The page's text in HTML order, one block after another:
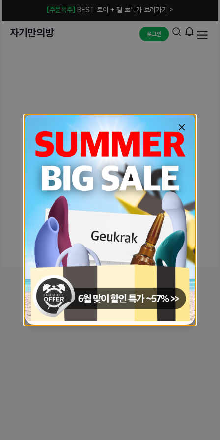
[주문폭주] BEST 토이 + 젤 초특가 보러가기 >
자기만의방 로그인
예상치 못한 에러입니다.